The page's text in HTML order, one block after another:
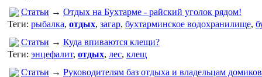
Статьи → Отдых на Бухтарме - райский уголок рядом!
Теги: рыбалка, отдых, загар, бухтарминское водохранилище,
Статьи → Куда впиваются клещи?
Теги: энцефалит, отдых, лес, клещ
Статьи → Руководителям баз отдыха и владельцам домиков